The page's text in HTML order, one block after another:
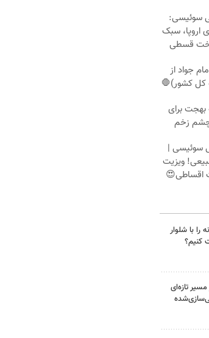
سوئیسی:
اروپا، سبک
قسطی
جواد از
کل کشور)🛑
بهجت برای
زخم
سوئیسی |
ویزیت
اقساطی😍
را با شلوار
کنیم؟
تازه‌ای